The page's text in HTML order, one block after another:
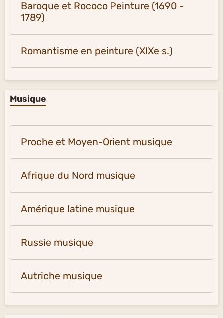
Baroque et Rococo Peinture (1690 -
1789)
Romantisme en peinture (XIXe s.)
Musique
Proche et Moyen-Orient musique
Afrique du Nord musique
Amérique latine musique
Russie musique
Autriche musique